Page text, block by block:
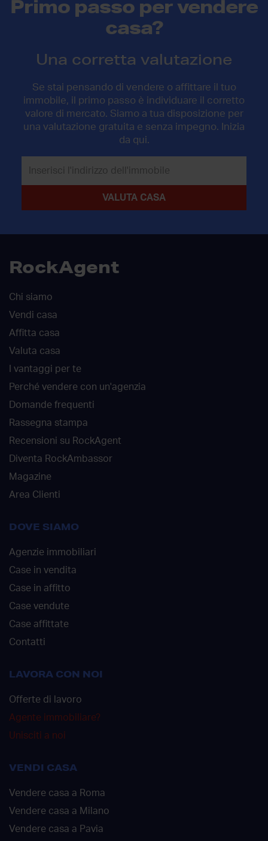
Primo passo per vendere
casa?
Una corretta valutazione
Se stai pensando di vendere o affittare il tuo
immobile, il primo passo è individuare il corretto
valore di mercato. Siamo a tua disposizione per
una valutazione gratuita e senza impegno. Inizia
da qui.
RockAgent
Chi siamo
Vendi casa
Affitta casa
Valuta casa
I vantaggi per te
Perché vendere con un'agenzia
Domande frequenti
Rassegna stampa
Recensioni su RockAgent
Diventa RockAmbassor
Magazine
Area Clienti
DOVE SIAMO
Agenzie immobiliari
Case in vendita
Case in affitto
Case vendute
Case affittate
Contatti
LAVORA CON NOI
Offerte di lavoro
Agente immobiliare?
Unisciti a noi
VENDI CASA
Vendere casa a Roma
Vendere casa a Milano
Vendere casa a Pavia